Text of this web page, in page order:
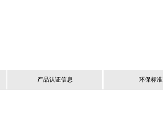
产品认证信息 环保标准